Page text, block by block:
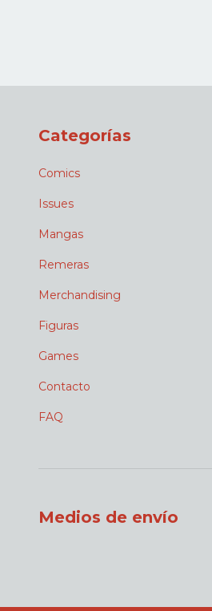
Categorías
Comics
Issues
Mangas
Remeras
Merchandising
Figuras
Games
Contacto
FAQ
Medios de envío